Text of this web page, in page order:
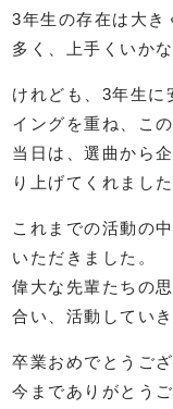
3年生の存在は大き
多く、上手くいか
けれども、3年生に
イングを重ね、こ
当日は、選曲から
り上げてくれました
これまでの活動の
いただきました。
偉大な先輩たちの
合い、活動してい
卒業おめでとうご
今までありがとう